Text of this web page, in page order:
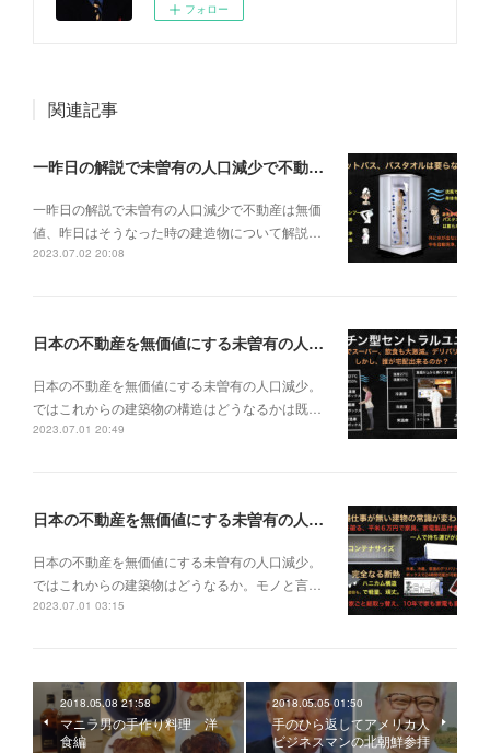
フォロー
関連記事
一昨日の解説で未曽有の人口減少で不動産は無価値、昨日はそうなった時の建造物について解説、今日からはその設備について解説をして行く。
一昨日の解説で未曽有の人口減少で不動産は無価
値、昨日はそうなった時の建造物について解説…
2023.07.02 20:08
日本の不動産を無価値にする未曽有の人口減少。ではこれからの建築物の構造はどうなるかは既に解説した。今はその内部の内容。その1
日本の不動産を無価値にする未曽有の人口減少。
ではこれからの建築物の構造はどうなるかは既…
2023.07.01 20:49
日本の不動産を無価値にする未曽有の人口減少。ではこれからの建築物はどうなるか。
日本の不動産を無価値にする未曽有の人口減少。
ではこれからの建築物はどうなるか。モノと言…
2023.07.01 03:15
2018.05.08 21:58
マニラ男の手作り料理 洋
食編
2018.05.05 01:50
手のひら返してアメリカ人
ビジネスマンの北朝鮮参拝